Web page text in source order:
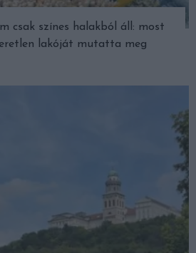
csak színes halakból áll: most
lakóját mutatta meg